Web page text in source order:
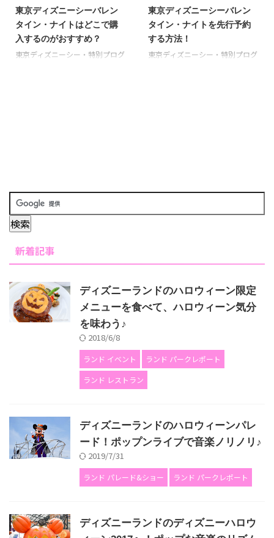
ューイヤーズ・グリーティングの
パレードの様子をまとめました！
[st_af id="1988"] ディズニーシ
ーは洋風な門松でスタイリッシ
ュ！ 入口入ってすぐのお土産屋
感想、会場の中の様子、来年に向
けてどの席がおすすめだったのか
をまとめてみました！ [st_af
id="1988"] バレンタイン・ナイ
ト２０１７～コンサート・オブ・
東京ディズニーシーバレン
タイン・ナイトはどこで購
入するのがおすすめ？
東京ディズニーシー・特別プログ
ト・オブ・ラブ～とは？ バレン
タイン・ナイト２０１７～コンサ
ート・オブ・ラブ～とは、バレン
シーで行われる ...
東京ディズニーシーバレン
タイン・ナイトを先行予約
する方法！
東京ディズニーシー・特別プログ
レンタインの時期に、東京ディズ
新着記事
ディズニーランドのハロウィーン限定
メニューを食べて、ハロウィーン気分
を味わう♪
2018/6/8
ランド イベント
ランド パークレポート
ランド レストラン
ディズニーランドのハロウィーンパレ
ード！ポップンライブで音楽ノリノリ♪
2019/7/31
ランド パレード&ショー ランド パークレポート
ディズニーランドのディズニーハロウ